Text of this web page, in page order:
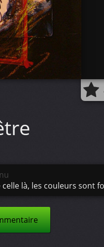
celle là, les couleurs sont